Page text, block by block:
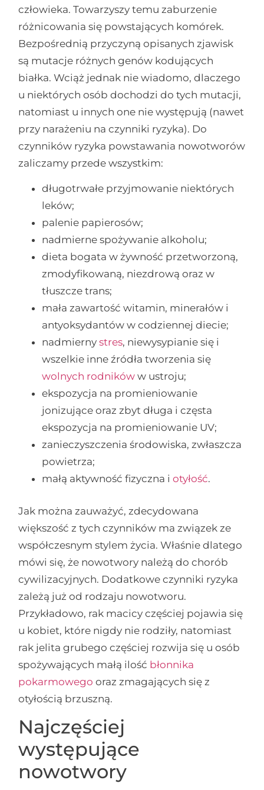
człowieka. Towarzyszy temu zaburzenie
różnicowania się powstających komórek.
Bezpośrednią przyczyną opisanych zjawisk
są mutacje różnych genów kodujących
białka. Wciąż jednak nie wiadomo, dlaczego
u niektórych osób dochodzi do tych mutacji,
natomiast u innych one nie występują (nawet
przy narażeniu na czynniki ryzyka). Do
czynników ryzyka powstawania nowotworów
zaliczamy przede wszystkim:
długotrwałe przyjmowanie niektórych
leków;
palenie papierosów;
nadmierne spożywanie alkoholu;
dieta bogata w żywność przetworzoną,
zmodyfikowaną, niezdrową oraz w
tłuszcze trans;
mała zawartość witamin, minerałów i
antyoksydantów w codziennej diecie;
nadmiernystres, niewysypianie się i
wszelkie inne źródła tworzenia się
wolnych rodników w ustroju;
ekspozycja na promieniowanie
jonizujące oraz zbyt długa i częsta
ekspozycja na promieniowanie UV;
zanieczyszczenia środowiska, zwłaszcza
powietrza;
małą aktywność fizyczna iotyłość.
Jak można zauważyć, zdecydowana
większość z tych czynników ma związek ze
współczesnym stylem życia. Właśnie dlatego
mówi się, że nowotwory należą do chorób
cywilizacyjnych. Dodatkowe czynniki ryzyka
zależą już od rodzaju nowotworu.
Przykładowo, rak macicy częściej pojawia się
u kobiet, które nigdy nie rodziły, natomiast
rak jelita grubego częściej rozwija się u osób
spożywających małą ilość błonnika
pokarmowego oraz zmagających się z
otyłością brzuszną.
Najczęściej
występujące
nowotwory